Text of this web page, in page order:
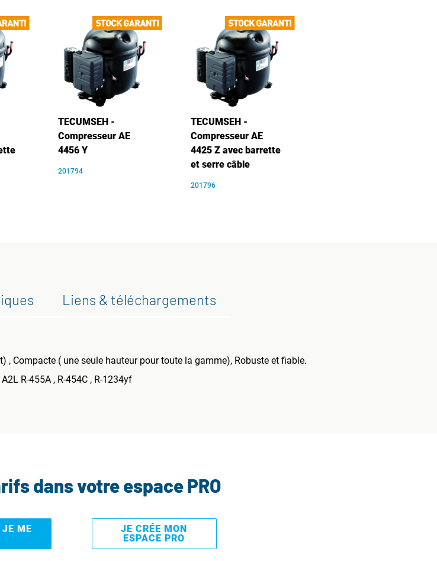
TECUMSEH -
Compresseur AE
4456 Y
201794
TECUMSEH -
Compresseur AE
4425 Z avec barrette
et serre câble
201796
Liens & téléchargements
, Compacte ( une seule hauteur pour toute la gamme), Robuste et fiable.
R-455A , R-454C , R-1234yf
dans votre espace PRO
ME
JE CRÉE MON
ESPACE PRO